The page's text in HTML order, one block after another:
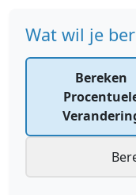
Wat wil je
Bereken